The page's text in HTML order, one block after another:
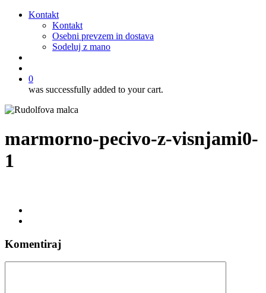
Kontakt
Kontakt
Osebni prevzem in dostava
Sodeluj z mano
0
was successfully added to your cart.
marmorno-pecivo-z-visnjami0-
1
Komentiraj